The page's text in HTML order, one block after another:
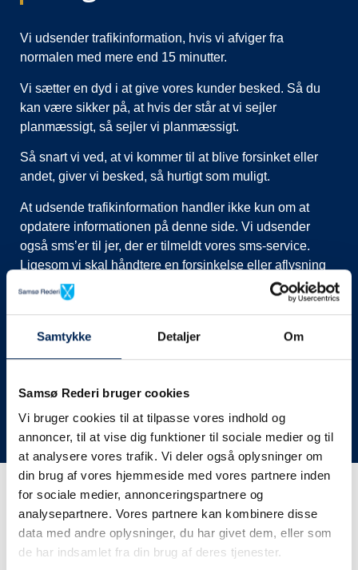
Samtykke Detaljer Om
Samsø Rederi bruger cookies
Vi bruger cookies til at tilpasse vores indhold og
annoncer, til at vise dig funktioner til sociale medier og til
at analysere vores trafik. Vi deler også oplysninger om
din brug af vores hjemmeside med vores partnere inden
for sociale medier, annonceringspartnere og
analysepartnere. Vores partnere kan kombinere disse
data med andre oplysninger, du har givet dem, eller som
de har indsamlet fra din brug af deres tjenester.
Vi udsender trafikinformation, hvis vi afviger fra
normalen med mere end 15 minutter.
Vi sætter en dyd i at give vores kunder besked. Så du
kan være sikker på, at hvis der står at vi sejler
planmæssigt, så sejler vi planmæssigt.
Så snart vi ved, at vi kommer til at blive forsinket eller
andet, giver vi besked, så hurtigt som muligt.
At udsende trafikinformation handler ikke kun om at
opdatere informationen på denne side. Vi udsender
også sms’er til jer, der er tilmeldt vores sms-service.
Ligesom vi skal håndtere en forsinkelse eller aflysning
ved at lukke afgange i vores system, evt. flytte kunder til
nye afgange, ringe til vognmænd der skal have flyttet
her på siden og ikke ringe eller skrive til os, da vi ikke
har mere at fortælle end I kan læse her.
Vi takker for jeres forståelse.
Få trafikinformation på
sms